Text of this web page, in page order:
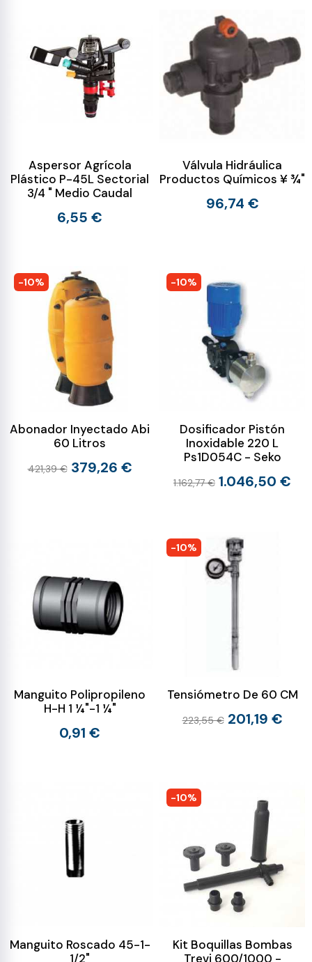
Aspersor Agrícola
Plástico P-45L Sectorial
3/4 " Medio Caudal
6,55 €
Válvula Hidráulica
Productos Químicos ¥ ¾"
96,74 €
-10%
Abonador Inyectado Abi
60 Litros
421,39 € 379,26 €
-10%
Dosificador Pistón
Inoxidable 220 L
Ps1D054C - Seko
1.162,77 € 1.046,50 €
Manguito Polipropileno
H-H 1 ¼"-1 ¼"
0,91 €
-10%
Tensiómetro De 60 CM
223,55 € 201,19 €
Manguito Roscado 45-1-
1/2"
-10%
Kit Boquillas Bombas
Trevi 600/1000 -